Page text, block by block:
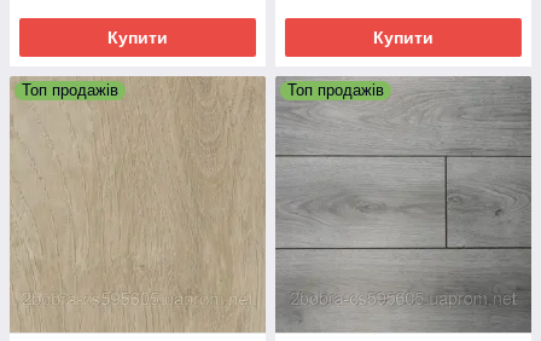
Купити Купити
Топ продажів Топ продажів